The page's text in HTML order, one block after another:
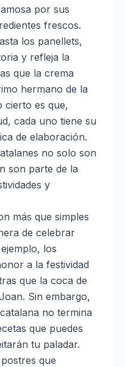
por sus
frescos.
los panellets,
y refleja la
que la crema
hermano de la
cierto es que,
cada uno tiene su
de elaboración.
no solo son
son parte de la
y
más que simples
de celebrar
los
a la festividad
que la coca de
Sin embargo,
no termina
que puedes
tu paladar.
que